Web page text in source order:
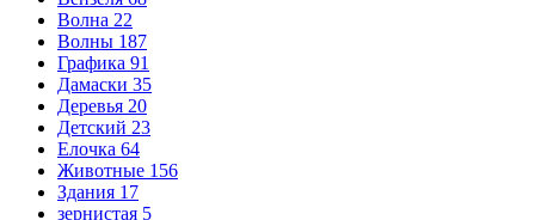
Волна 22
Волны 187
Графика 91
Дамаски 35
Деревья 20
Детский 23
Елочка 64
Животные 156
Здания 17
зернистая 5